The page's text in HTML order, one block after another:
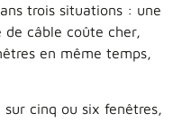
trois situations : une
de câble coûte cher,
en même temps,
cinq ou six fenêtres,